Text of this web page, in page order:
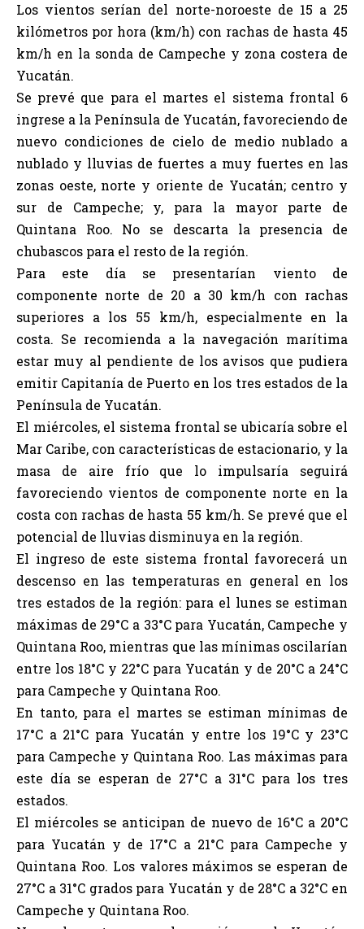
Los vientos serían del norte-noroeste de 15 a 25
kilómetros por hora (km/h) con rachas de hasta 45
km/h en la sonda de Campeche y zona costera de
Yucatán.
Se prevé que para el martes el sistema frontal 6
ingrese a la Península de Yucatán, favoreciendo de
nuevo condiciones de cielo de medio nublado a
nublado y lluvias de fuertes a muy fuertes en las
zonas oeste, norte y oriente de Yucatán; centro y
sur de Campeche; y, para la mayor parte de
Quintana Roo. No se descarta la presencia de
chubascos para el resto de la región.
Para este día se presentarían viento de
componente norte de 20 a 30 km/h con rachas
superiores a los 55 km/h, especialmente en la
costa. Se recomienda a la navegación marítima
estar muy al pendiente de los avisos que pudiera
emitir Capitanía de Puerto en los tres estados de la
Península de Yucatán.
El miércoles, el sistema frontal se ubicaría sobre el
Mar Caribe, con características de estacionario, y la
masa de aire frío que lo impulsaría seguirá
favoreciendo vientos de componente norte en la
costa con rachas de hasta 55 km/h. Se prevé que el
potencial de lluvias disminuya en la región.
El ingreso de este sistema frontal favorecerá un
descenso en las temperaturas en general en los
tres estados de la región: para el lunes se estiman
máximas de 29°C a 33°C para Yucatán, Campeche y
Quintana Roo, mientras que las mínimas oscilarían
entre los 18°C y 22°C para Yucatán y de 20°C a 24°C
para Campeche y Quintana Roo.
En tanto, para el martes se estiman mínimas de
17°C a 21°C para Yucatán y entre los 19°C y 23°C
para Campeche y Quintana Roo. Las máximas para
este día se esperan de 27°C a 31°C para los tres
estados.
El miércoles se anticipan de nuevo de 16°C a 20°C
para Yucatán y de 17°C a 21°C para Campeche y
Quintana Roo. Los valores máximos se esperan de
27°C a 31°C grados para Yucatán y de 28°C a 32°C en
Campeche y Quintana Roo.